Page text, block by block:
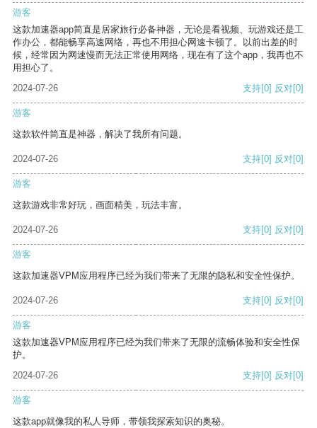
游客
这款加速器app简直是居家旅行必备神器，无论是看视频、玩游戏还是工
作办公，都能畅享高速网络，再也不用担心网速卡顿了。以前出差的时
候，经常因为网速慢而无法正常使用网络，现在有了这个app，我再也不
用担心了。
2024-07-26
支持[0] 反对[0]
游客
这款软件简直是神器，解决了我所有问题。
2024-07-26 支持[0] 反对[0]
游客
这款游戏非常好玩，画面精美，玩法丰富。
2024-07-26 支持[0] 反对[0]
游客
这款加速器VPM应用程序已经为我们带来了无限的隐私和安全性保护。
2024-07-26 支持[0] 反对[0]
游客
这款加速器VPM应用程序已经为我们带来了无限的流畅体验和安全性保
护。
2024-07-26
支持[0] 反对[0]
游客
这款app就像我的私人导师，带领我探索知识的奥秘。